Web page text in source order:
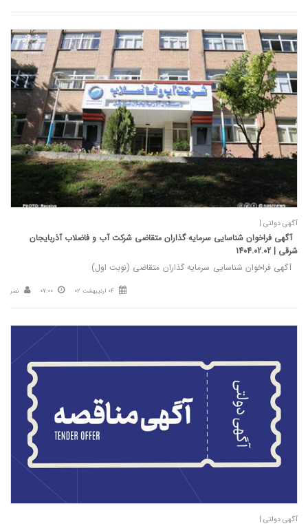
آگهی دولتی |
آگهی فراخوان شناسایی سرمایه گذاران متقاضی شرکت آب و فاضلاب آذربایجان
شرقی | 1404.02.02
آگهی فراخوان شناسایی سرمایه گذاران متقاضی (نوبت اول)
04 اردیبهشت 02 07:00 نصر
آگهی دولتی |